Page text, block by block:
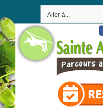
contenu
Aller à...